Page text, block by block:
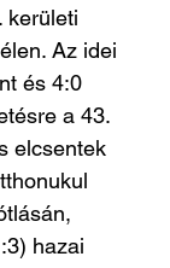
kerületi
Az idei
és 4:0
a 43.
elcsentek
hazai